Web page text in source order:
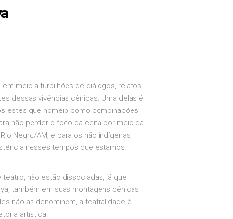
meio a turbilhões de diálogos, relatos,
dessas vivências cênicas. Uma delas é
estes que nomeio como combinações
não perder o foco da cena por meio da
Negro/AM, e para os não indígenas
nesses tempos que estamos
não estão dissociadas, já que
também em suas montagens cênicas
não as denominem, a teatralidade é
artística.